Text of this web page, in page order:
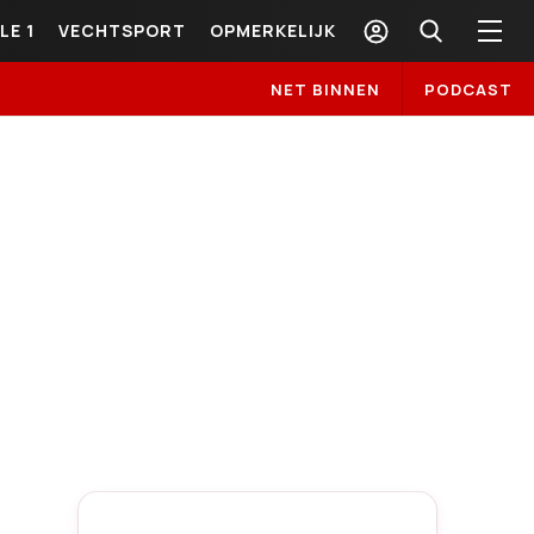
1 VECHTSPORT OPMERKELIJK
NET BINNEN PODCAST